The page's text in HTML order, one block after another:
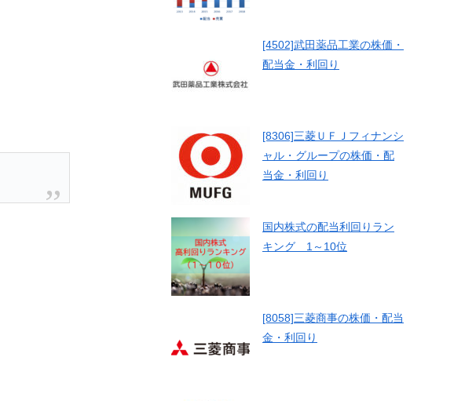
[4502]武田薬品工業の株価・
配当金・利回り
[8306]三菱ＵＦＪフィナンシ
ャル・グループの株価・配
当金・利回り
国内株式の配当利回りラン
キング 1～10位
[8058]三菱商事の株価・配当
金・利回り